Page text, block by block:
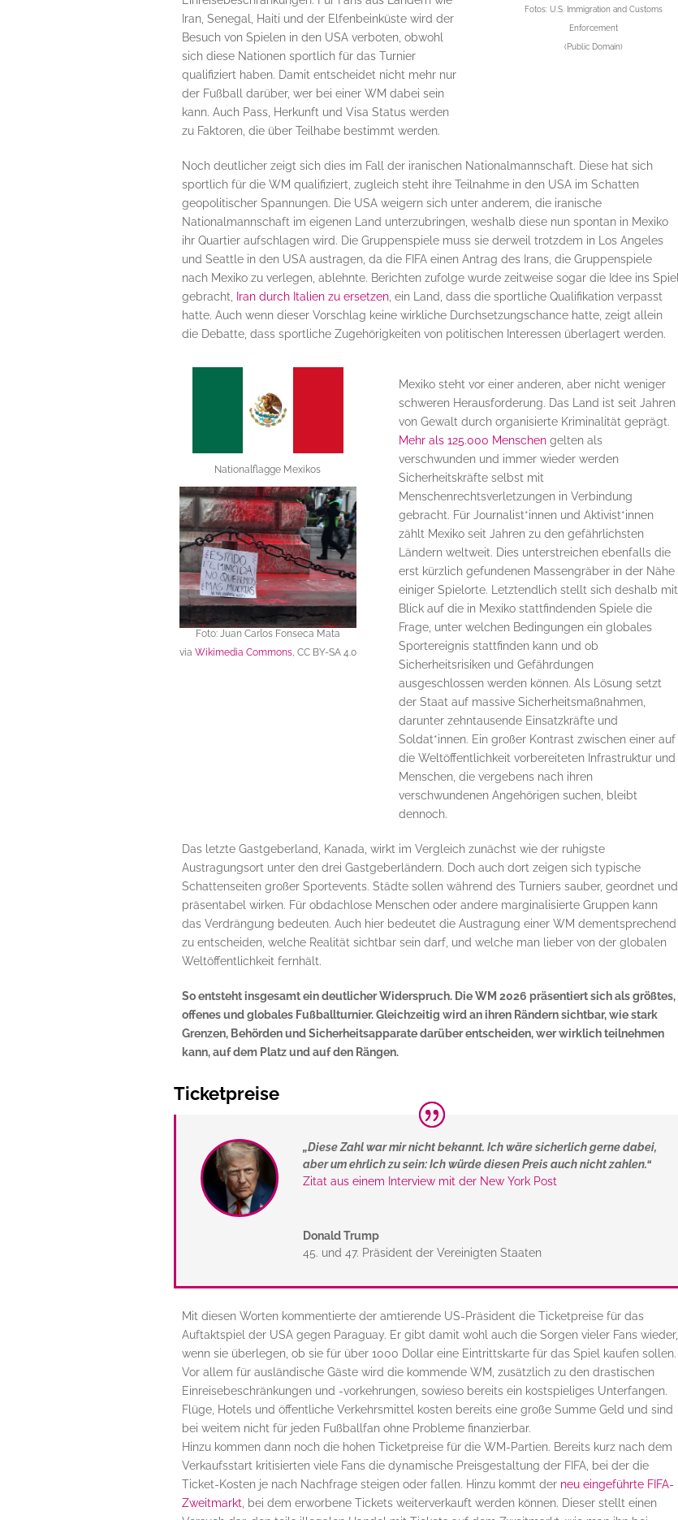
Iran, Senegal, Haiti und der Elfenbeinküste wird der
Besuch von Spielen in den USA verboten, obwohl
sich diese Nationen sportlich für das Turnier
qualifiziert haben. Damit entscheidet nicht mehr nur
der Fußball darüber, wer bei einer WM dabei sein
kann. Auch Pass, Herkunft und Visa Status werden
zu Faktoren, die über Teilhabe bestimmt werden.
Fotos: U.S. Immigration and Customs
Enforcement
(Public Domain)
Noch deutlicher zeigt sich dies im Fall der iranischen Nationalmannschaft. Diese hat sich
sportlich für die WM qualifiziert, zugleich steht ihre Teilnahme in den USA im Schatten
geopolitischer Spannungen. Die USA weigern sich unter anderem, die iranische
Nationalmannschaft im eigenen Land unterzubringen, weshalb diese nun spontan in Mexiko
ihr Quartier aufschlagen wird. Die Gruppenspiele muss sie derweil trotzdem in Los Angeles
und Seattle in den USA austragen, da die FIFA einen Antrag des Irans, die Gruppenspiele
nach Mexiko zu verlegen, ablehnte. Berichten zufolge wurde zeitweise sogar die Idee ins Spiel
gebracht,
Iran durch Italien zu ersetzen, ein Land, dass die sportliche Qualifikation verpasst
hatte. Auch wenn dieser Vorschlag keine wirkliche Durchsetzungschance hatte, zeigt allein
die Debatte, dass sportliche Zugehörigkeiten von politischen Interessen überlagert werden.
Nationalflagge Mexikos
Foto: Juan Carlos Fonseca Mata
via Wikimedia Commons, CC BY-SA 4.0
Mexiko steht vor einer anderen, aber nicht weniger
schweren Herausforderung. Das Land ist seit Jahren
von Gewalt durch organisierte Kriminalität geprägt.
Mehr als 125.000 Menschengelten als
verschwunden und immer wieder werden
Sicherheitskräfte selbst mit
Menschenrechtsverletzungen in Verbindung
gebracht. Für Journalist*innen und Aktivist*innen
zählt Mexiko seit Jahren zu den gefährlichsten
Ländern weltweit. Dies unterstreichen ebenfalls die
erst kürzlich gefundenen Massengräber in der Nähe
einiger Spielorte. Letztendlich stellt sich deshalb mit
Blick auf die in Mexiko stattfindenden Spiele die
Frage, unter welchen Bedingungen ein globales
Sportereignis stattfinden kann und ob
Sicherheitsrisiken und Gefährdungen
ausgeschlossen werden können. Als Lösung setzt
der Staat auf massive Sicherheitsmaßnahmen,
darunter zehntausende Einsatzkräfte und
Soldat*innen. Ein großer Kontrast zwischen einer auf
die Weltöffentlichkeit vorbereiteten Infrastruktur und
Menschen, die vergebens nach ihren
verschwundenen Angehörigen suchen, bleibt
dennoch.
Das letzte Gastgeberland, Kanada, wirkt im Vergleich zunächst wie der ruhigste
Austragungsort unter den drei Gastgeberländern. Doch auch dort zeigen sich typische
Schattenseiten großer Sportevents. Städte sollen während des Turniers sauber, geordnet und
präsentabel wirken. Für obdachlose Menschen oder andere marginalisierte Gruppen kann
das Verdrängung bedeuten. Auch hier bedeutet die Austragung einer WM dementsprechend
zu entscheiden, welche Realität sichtbar sein darf, und welche man lieber von der globalen
Weltöffentlichkeit fernhält.
So entsteht insgesamt ein deutlicher Widerspruch. Die WM 2026 präsentiert sich als größtes,
offenes und globales Fußballturnier. Gleichzeitig wird an ihren Rändern sichtbar, wie stark
Grenzen, Behörden und Sicherheitsapparate darüber entscheiden, wer wirklich teilnehmen
kann, auf dem Platz und auf den Rängen.
Ticketpreise
„Diese Zahl war mir nicht bekannt. Ich wäre sicherlich gerne dabei,
aber um ehrlich zu sein: Ich würde diesen Preis auch nicht zahlen.“
Zitat aus einem Interview mit der New York Post
Donald Trump
45. und 47. Präsident der Vereinigten Staaten
Mit diesen Worten kommentierte der amtierende US-Präsident die Ticketpreise für das
Auftaktspiel der USA gegen Paraguay. Er gibt damit wohl auch die Sorgen vieler Fans wieder,
wenn sie überlegen, ob sie für über 1000 Dollar eine Eintrittskarte für das Spiel kaufen sollen.
Vor allem für ausländische Gäste wird die kommende WM, zusätzlich zu den drastischen
Einreisebeschränkungen und -vorkehrungen, sowieso bereits ein kostspieliges Unterfangen.
Flüge, Hotels und öffentliche Verkehrsmittel kosten bereits eine große Summe Geld und sind
bei weitem nicht für jeden Fußballfan ohne Probleme finanzierbar.
Hinzu kommen dann noch die hohen Ticketpreise für die WM-Partien. Bereits kurz nach dem
Verkaufsstart kritisierten viele Fans die dynamische Preisgestaltung der FIFA, bei der die
Ticket-Kosten je nach Nachfrage steigen oder fallen. Hinzu kommt der neu eingeführte FIFA-
Zweitmarkt, bei dem erworbene Tickets weiterverkauft werden können. Dieser stellt einen